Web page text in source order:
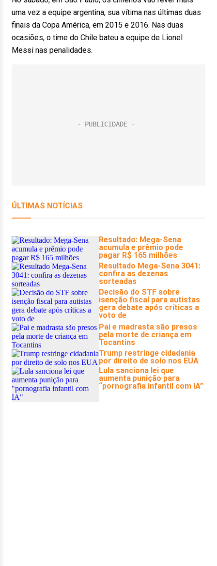
uma vez a equipe argentina, sua vítima nas últimas duas
finais da Copa América, em 2015 e 2016. Nas duas
ocasiões, o time do Chile bateu a equipe de Lionel
Messi nas penalidades.